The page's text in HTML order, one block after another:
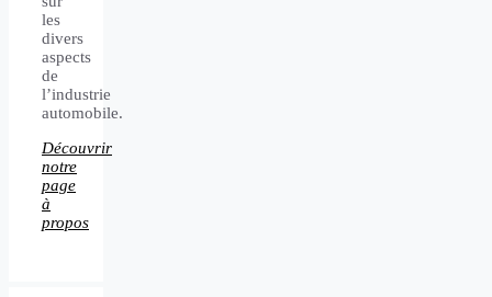
les
divers
aspects
de
l’industrie
automobile.
Découvrir
notre
page
à
propos